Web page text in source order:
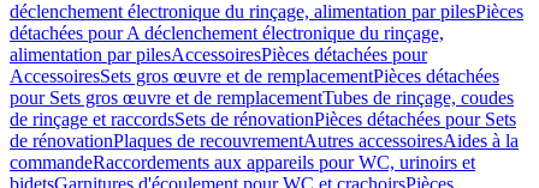
déclenchement électronique du rinçage, alimentation par pilesPièces
détachées pour A déclenchement électronique du rinçage,
alimentation par pilesAccessoiresPièces détachées pour
AccessoiresSets gros œuvre et de remplacementPièces détachées
pour Sets gros œuvre et de remplacementTubes de rinçage, coudes
de rinçage et raccordsSets de rénovationPièces détachées pour Sets
de rénovationPlaques de recouvrementAutres accessoiresAides à la
commandeRaccordements aux appareils pour WC, urinoirs et
bidetsGarnitures d'écoulement pour WC et crachoirsPièces